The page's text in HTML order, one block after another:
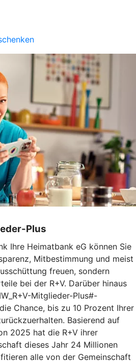
Plus
Ihre Heimatbank eG können Sie
Mitbestimmung und meist
freuen, sondern
bei der R+V. Darüber hinaus
Mitglieder-Plus#-
Chance, bis zu 10 Prozent Ihrer
Basierend auf
2025 hat die R+V ihrer
dieses Jahr 24 Millionen
alle von der Gemeinschaft